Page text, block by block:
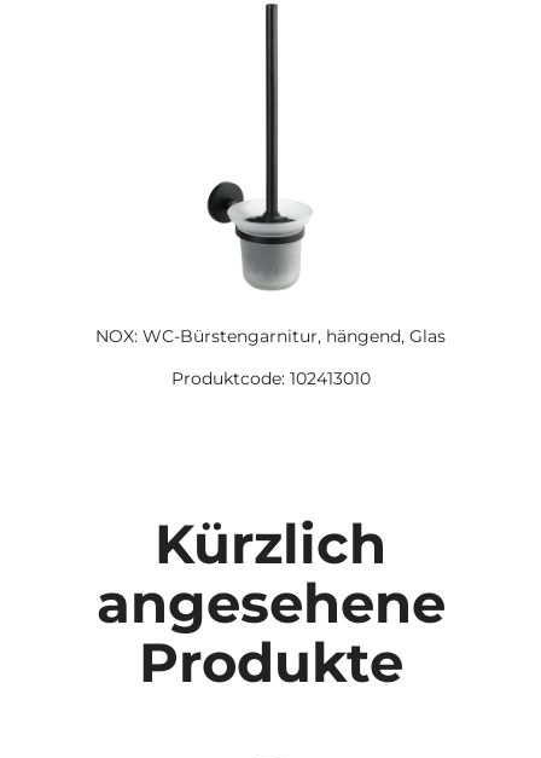
NOX: WC-Bürstengarnitur, hängend, Glas
Produktcode: 102413010
Kürzlich
angesehene
Produkte